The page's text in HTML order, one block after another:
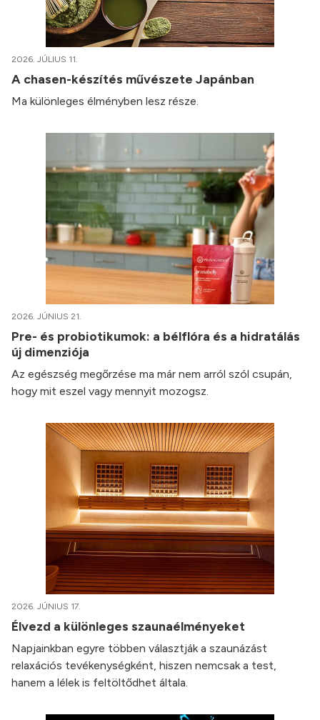
2026. JÚLIUS 11.
A chasen-készítés művészete Japánban
Ma különleges élményben lesz része.
2026. JÚNIUS 21.
Pre- és probiotikumok: a bélflóra és a hidratálás
új dimenziója
Az egészség megőrzése ma már nem arról szól csupán,
hogy mit eszel vagy mennyit mozogsz.
2026. JÚNIUS 17.
Élvezd a különleges szaunaélményeket
Napjainkban egyre többen választják a szaunázást
relaxációs tevékenységként, hiszen nemcsak a test,
hanem a lélek is feltöltődhet általa.